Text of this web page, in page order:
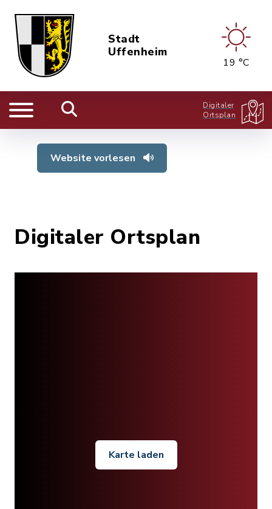
Stadt
Uffenheim
19 °C
Digitaler
Ortsplan
Website vorlesen
Digitaler Ortsplan
Karte laden